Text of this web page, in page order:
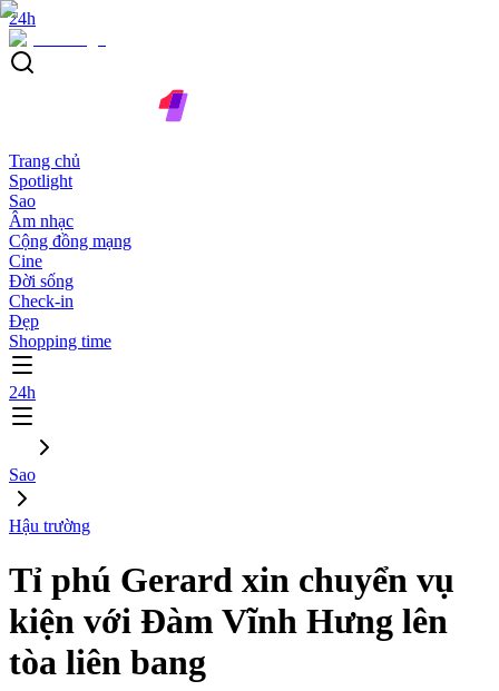
24h
Trang chủ
Spotlight
Sao
Âm nhạc
Cộng đồng mạng
Cine
Đời sống
Check-in
Đẹp
Shopping time
24h
Sao
Hậu trường
Tỉ phú Gerard xin chuyển vụ
kiện với Đàm Vĩnh Hưng lên
tòa liên bang